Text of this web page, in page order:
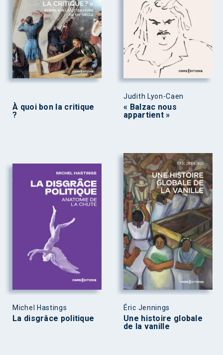
À quoi bon la critique
?
Judith Lyon-Caen
« Balzac nous
appartient »
Michel Hastings
La disgrâce politique
Éric Jennings
Une histoire globale
de la vanille